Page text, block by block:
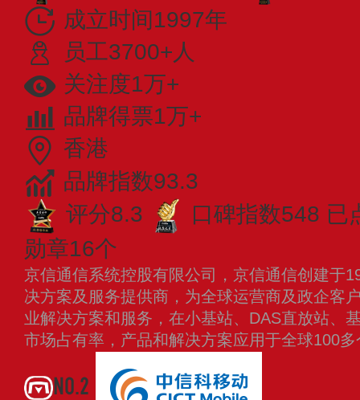
成立时间1997年
员工3700+人
关注度1万+
品牌得票1万+
香港
品牌指数93.3
评分8.3
口碑指数548 已
勋章16个
京信通信系统控股有限公司，京信通信创建于
决方案及服务提供商，为全球运营商及政企客
业解决方案和服务，在小基站、DAS直放站、
市场占有率，产品和解决方案应用于全球100
NO.2